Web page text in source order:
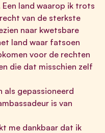
land waarop ik trots
van de sterkste
naar kwetsbare
land waar fatsoen
voor de rechten
die dat misschien zelf
als gepassioneerd
is van
me dankbaar dat ik